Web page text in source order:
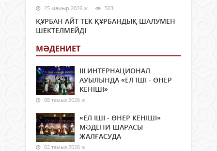
25 мамыр 2026 ж. 503
ҚҰРБАН АЙТ ТЕК ҚҰРБАНДЫҚ ШАЛУМЕН
ШЕКТЕЛМЕЙДІ
МӘДЕНИЕТ
ІІІ ИНТЕРНАЦИОНАЛ
АУЫЛЫНДА «ЕЛ ІШІ - ӨНЕР
КЕНІШІ»
08 тамыз 2026 ж.
«ЕЛ ІШІ - ӨНЕР КЕНІШІ»
МӘДЕНИ ШАРАСЫ
ЖАЛҒАСУДА
02 тамыз 2026 ж.